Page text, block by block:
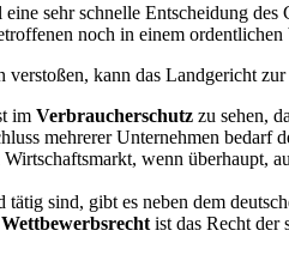
eine sehr schnelle Entscheidung
noch in einem
kann das Landgericht
im Verbraucherschutz zu sehen,
mehrerer Unternehmen
wenn überhaupt,
sind, gibt es neben dem
ist das Recht der